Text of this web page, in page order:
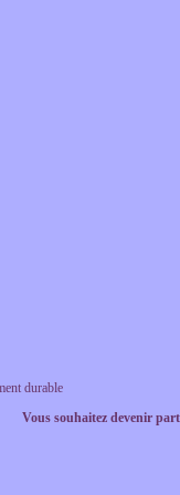
durable
Vous souhaitez devenir